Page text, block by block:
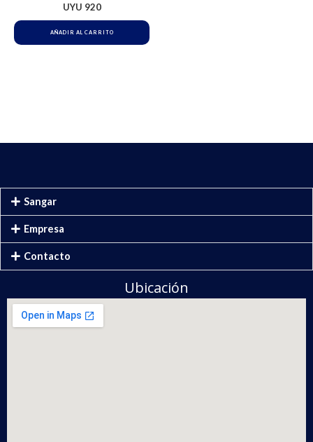
UYU 920
AÑADIR AL CARRITO
Sangar
Empresa
Contacto
Ubicación